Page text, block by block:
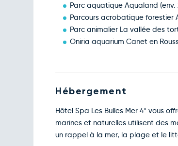
Parc aquatique Aqualand (env.
Parcours acrobatique forestier
Parc animalier La vallée des
Oniria aquarium Canet en
Hébergement
Hôtel Spa Les Bulles Mer 4* vous
marines et naturelles utilisent des
un rappel à la mer, la plage et le